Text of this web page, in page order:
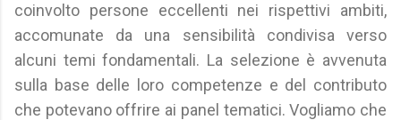
coinvolto persone eccellenti nei rispettivi ambiti,
accomunate da una sensibilità condivisa verso
alcuni temi fondamentali. La selezione è avvenuta
sulla base delle loro competenze e del contributo
che potevano offrire ai panel tematici. Vogliamo che